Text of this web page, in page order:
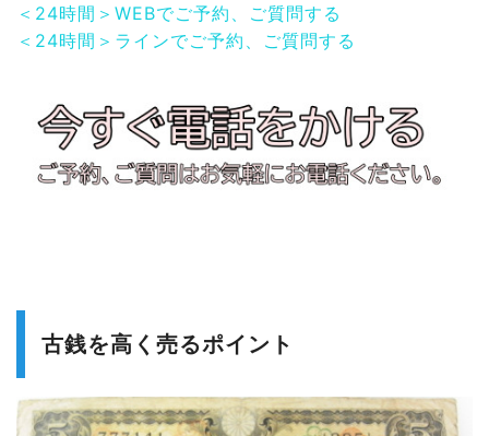
＜24時間＞WEBでご予約、ご質問する
＜24時間＞ラインでご予約、ご質問する
古銭を高く売るポイント